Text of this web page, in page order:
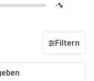
-%
Filtern